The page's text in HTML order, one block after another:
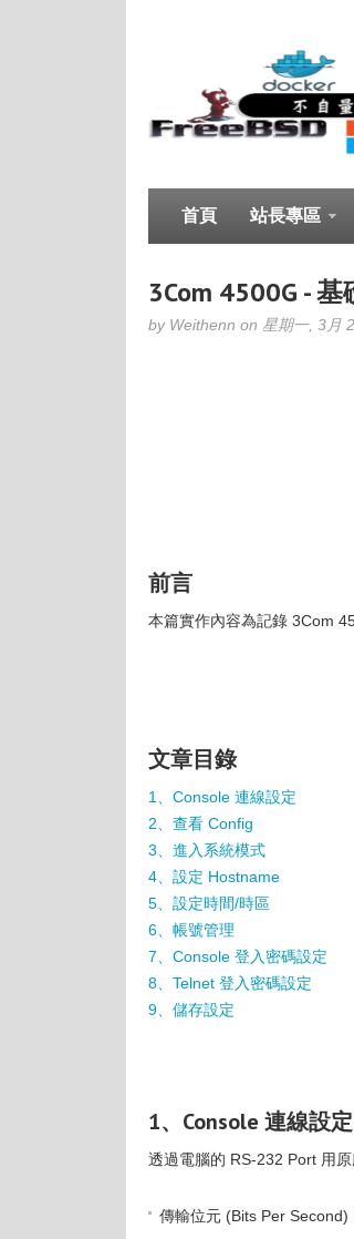
首頁 站長專區
3Com 4500G -
by Weithenn on 星期一, 3月
前言
本篇實作內容為記錄 3Com
文章目錄
1、Console 連線設定
2、查看 Config
3、進入系統模式
4、設定 Hostname
5、設定時間/時區
6、帳號管理
7、Console 登入密碼設定
8、Telnet 登入密碼設定
9、儲存設定
1、Console 連線設定
透過電腦的 RS-232 Port 用
傳輸位元 (Bits Per Second)